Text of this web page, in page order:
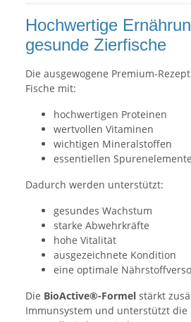
Hochwertige
gesunde Zierfische
Die ausgewogene Premium-
Fische mit:
hochwertigen Proteinen
wertvollen Vitaminen
wichtigen Mineralstoffen
essentiellen
Dadurch werden unterstützt:
gesundes Wachstum
starke Abwehrkräfte
hohe Vitalität
ausgezeichnete Kondition
eine optimale
Die BioActive®-Formel stärkt
Immunsystem und unterstützt die